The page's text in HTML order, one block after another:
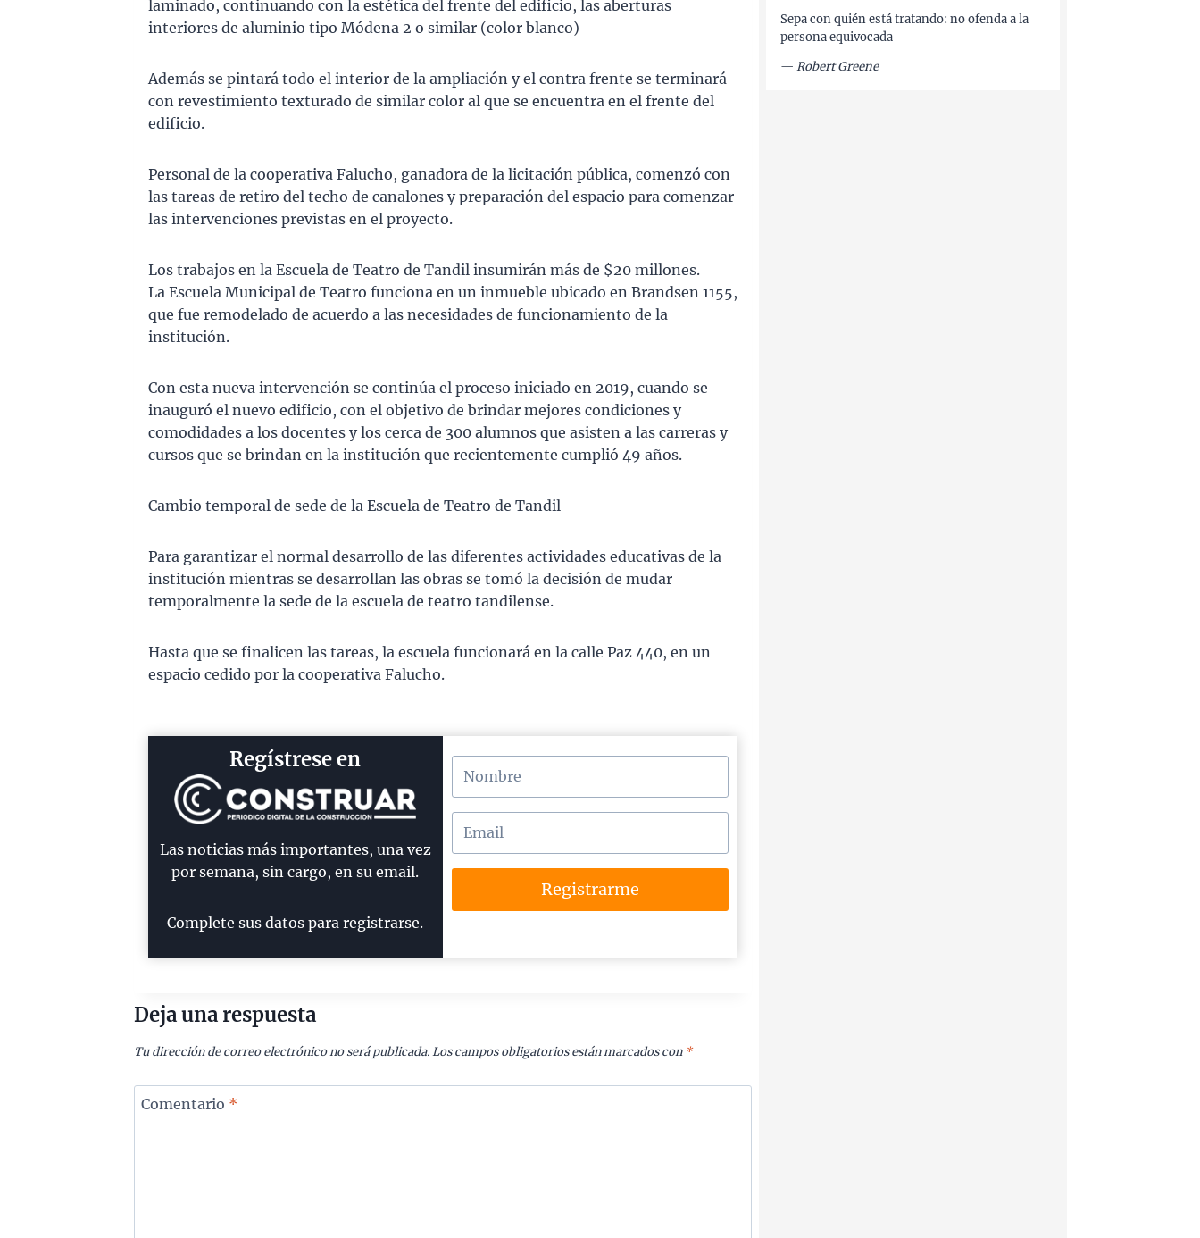
laminado, continuando con la estética del frente del edificio, las aberturas
interiores de aluminio tipo Módena 2 o similar (color blanco)
Además se pintará todo el interior de la ampliación y el contra frente se terminará
con revestimiento texturado de similar color al que se encuentra en el frente del
edificio.
Personal de la cooperativa Falucho, ganadora de la licitación pública, comenzó con
las tareas de retiro del techo de canalones y preparación del espacio para comenzar
las intervenciones previstas en el proyecto.
Los trabajos en la Escuela de Teatro de Tandil insumirán más de $20 millones.
La Escuela Municipal de Teatro funciona en un inmueble ubicado en Brandsen 1155,
que fue remodelado de acuerdo a las necesidades de funcionamiento de la
institución.
Con esta nueva intervención se continúa el proceso iniciado en 2019, cuando se
inauguró el nuevo edificio, con el objetivo de brindar mejores condiciones y
comodidades a los docentes y los cerca de 300 alumnos que asisten a las carreras y
cursos que se brindan en la institución que recientemente cumplió 49 años.
Cambio temporal de sede de la Escuela de Teatro de Tandil
Para garantizar el normal desarrollo de las diferentes actividades educativas de la
institución mientras se desarrollan las obras se tomó la decisión de mudar
temporalmente la sede de la escuela de teatro tandilense.
Hasta que se finalicen las tareas, la escuela funcionará en la calle Paz 440, en un
espacio cedido por la cooperativa Falucho.
Regístrese en
Las noticias más importantes, una vez
por semana, sin cargo, en su email.
Complete sus datos para registrarse.
Registrarme
Deja una respuesta
Tu dirección de correo electrónico no será publicada. Los campos obligatorios están marcados con *
Comentario *
Sepa con quién está tratando: no ofenda a la
persona equivocada
— Robert Greene